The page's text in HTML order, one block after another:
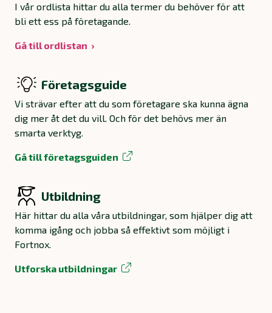
I vår ordlista hittar du alla termer du behöver för att
bli ett ess på företagande.
Gå till ordlistan
Företagsguide
Vi strävar efter att du som företagare ska kunna ägna
dig mer åt det du vill. Och för det behövs mer än
smarta verktyg.
Gå till företagsguiden
Utbildning
Här hittar du alla våra utbildningar, som hjälper dig att
komma igång och jobba så effektivt som möjligt i
Fortnox.
Utforska utbildningar